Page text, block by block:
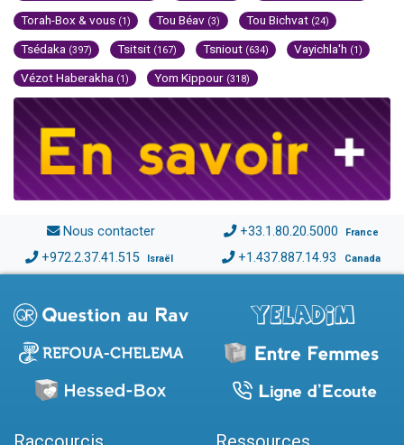
Torah-Box & vous (1) Tou Béav (3) Tou Bichvat (24)
Tsédaka (397) Tsitsit (167) Tsniout (634) Vayichla'h (1)
Vézot Haberakha (1) Yom Kippour (318)
Nous contacter +33.1.80.20.5000 France
+972.2.37.41.515 Israël +1.437.887.14.93 Canada